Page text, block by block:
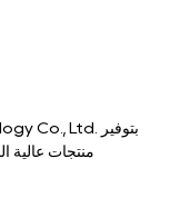
منتجات عالية